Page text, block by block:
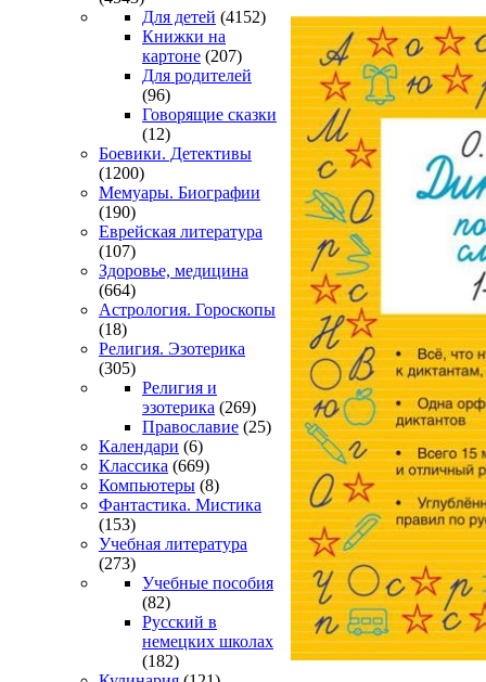
Для детей (4152)
Книжки на
картоне (207)
Для родителей
(96)
Говорящие сказки
(12)
Боевики. Детективы
(1200)
Мемуары. Биографии
(190)
Еврейская литература
(107)
Здоровье, медицина
(664)
Астрология. Гороскопы
(18)
Религия. Эзотерика
(305)
Религия и
эзотерика (269)
Православие (25)
Календари (6)
Классика (669)
Компьютеры (8)
Фантастика. Мистика
(153)
Учебная литература
(273)
Учебные пособия
(82)
Русский в
немецких школах
(182)